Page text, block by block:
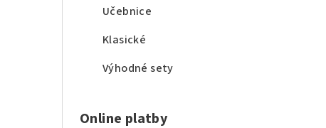
Učebnice
Klasické
Výhodné sety
Online platby